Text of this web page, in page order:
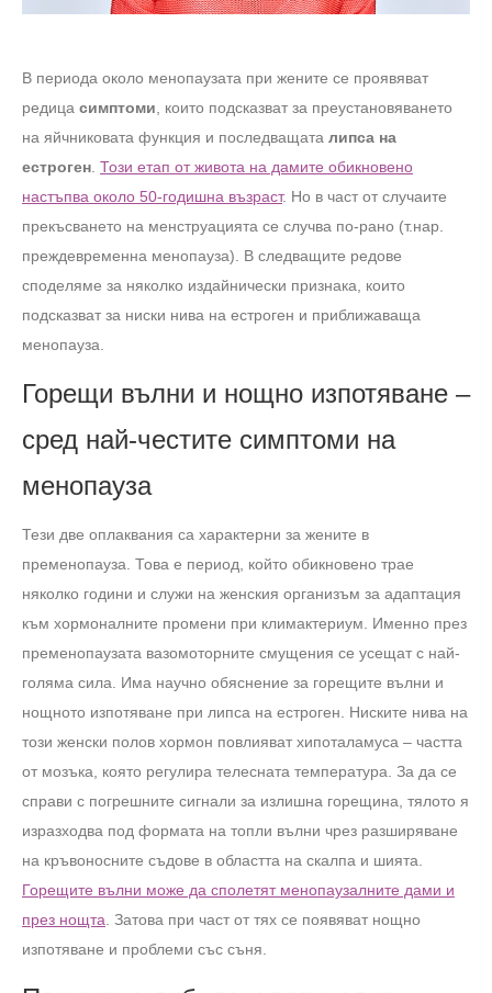
В периода около менопаузата при жените се проявяват
редица симптоми , които подсказват за преустановяването
на яйчниковата функция и последващата липса на
естроген Този етап от живота на дамите обикновено
настъпва около 50-годишна възраст. Но в част от случаите
прекъсването на менструацията се случва по-рано (т.нар.
преждевременна менопауза). В следващите редове
споделяме за няколко издайнически признака, които
подсказват за ниски нива на естроген и приближаваща
менопауза.
Горещи вълни и нощно изпотяване –
сред най-честите симптоми на
менопауза
Тези две оплаквания са характерни за жените в
пременопауза. Това е период, който обикновено трае
няколко години и служи на женския организъм за адаптация
към хормоналните промени при климактериум. Именно през
пременопаузата вазомоторните смущения се усещат с най-
голяма сила. Има научно обяснение за горещите вълни и
нощното изпотяване при липса на естроген. Ниските нива на
този женски полов хормон повлияват хипоталамуса – частта
от мозъка, която регулира телесната температура. За да се
справи с погрешните сигнали за излишна горещина, тялото я
изразходва под формата на топли вълни чрез разширяване
на кръвоносните съдове в областта на скалпа и шията.
Горещите вълни може да сполетят менопаузалните дами и
през нощта . Затова при част от тях се появяват нощно
изпотяване и проблеми със съня.